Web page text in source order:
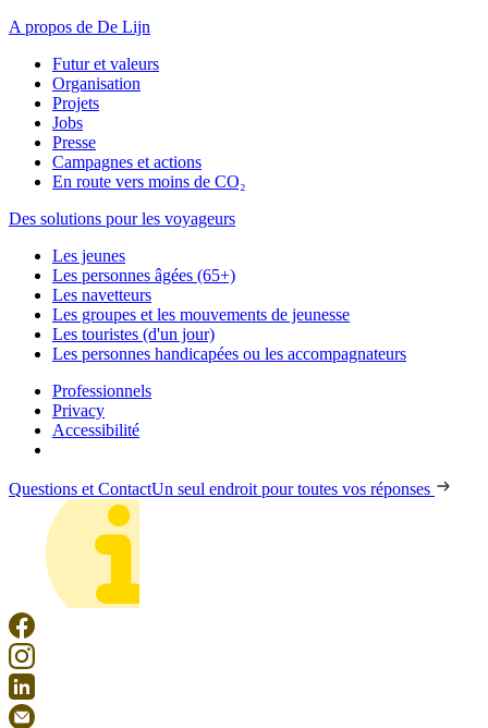
A propos de De Lijn
Futur et valeurs
Organisation
Projets
Jobs
Presse
Campagnes et actions
En route vers moins de CO₂
Des solutions pour les voyageurs
Les jeunes
Les personnes âgées (65+)
Les navetteurs
Les groupes et les mouvements de jeunesse
Les touristes (d'un jour)
Les personnes handicapées ou les accompagnateurs
Professionnels
Privacy
Accessibilité
Questions et ContactUn seul endroit pour toutes vos réponses